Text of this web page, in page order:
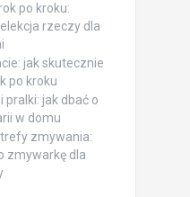
po kroku:
rzeczy dla
jak skutecznie
po kroku
pralki: jak dbać o
w domu
zmywania:
zmywarkę dla